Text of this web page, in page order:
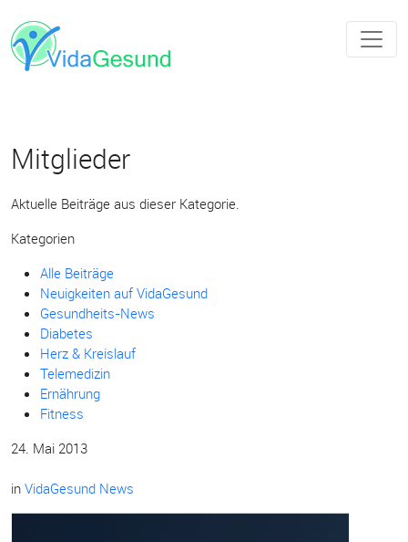
Mitglieder
Aktuelle Beiträge aus dieser Kategorie.
Kategorien
Alle Beiträge
Neuigkeiten auf VidaGesund
Gesundheits-News
Diabetes
Herz & Kreislauf
Telemedizin
Ernährung
Fitness
24. Mai 2013
in VidaGesund News